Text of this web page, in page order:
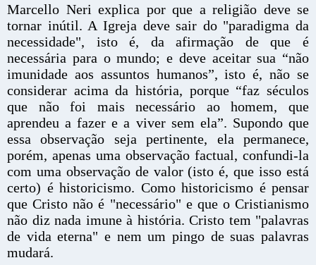
Marcello Neri explica por que a religião deve se
tornar inútil. A Igreja deve sair do "paradigma da
necessidade", isto é, da afirmação de que é
necessária para o mundo; e deve aceitar sua “não
imunidade aos assuntos humanos”, isto é, não se
considerar acima da história, porque “faz séculos
que não foi mais necessário ao homem, que
aprendeu a fazer e a viver sem ela”. Supondo que
essa observação seja pertinente, ela permanece,
porém, apenas uma observação factual, confundi-la
com uma observação de valor (isto é, que isso está
certo) é historicismo. Como historicismo é pensar
que Cristo não é "necessário" e que o Cristianismo
não diz nada imune à história. Cristo tem "palavras
de vida eterna" e nem um pingo de suas palavras
mudará.